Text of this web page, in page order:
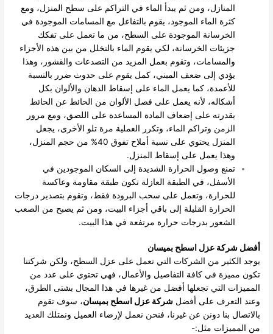
المنازل، ومن ثم يبدأ الماء في التراكم على سطح المنزل، ومع
كثرة الماء الموجود، يقوم بالتفاعل مع المسامات الموجودة في
الخرسانة الموجودة على السطح، من ما تعمل على تفكك
جزيئات الخرسانة، لكي يقوم الماء بالتخلل من بين هذه الأجزاء
والمسامات، وتقوم بعمل المزيد من التصدعات والقشور، وهذا
يؤدي إلى ضعف المبني، كمل يقوم على حدوث ضرر بالنسبة
للأعمدة، كما يعمل الماء على إسقاط الدهان والألوان بكل
أشكاله، لأنه يعمل على فصل الألوان من الحائط عن الحائط
بقدرته على إضعاف المادة المساعدة على اللصق، ومع مرور
الزمن وتراكم الماء، وتكرر العملية مرة تلو الأخرى، يجعل
المنزل يحتوي على نسبة أملاح تفوق 40% من حجم المنزل،
وهذا يعمل على إسقاط المنزل.
تمنع وصول الحرارة الشديدة إلى السكان الموجودين في
الأسفل، في الطبقة العازلة تكون طبقة مقاومة وعاكسة
للحرارة، وتعمل على سحب البرودة فقط، وتقوم بتصدير درجات
الحرارة القليلة إلى باقي أجزاء البيت، ومن ثم يصبح من الصعب
الشعور بدرجات حرارة مرتفعة في هذا البيت.
أفضل شركة عزل اسطح بميسان
يوجد الكثير من الشركات التي تعمل على عزل السطح، ولكن شركتنا
تكون مميزة في كافة التفاصيل والأعمال، فهي تحتوي على عدد من
المميزات التي تجعلها أفضل من غيرها في هذا المجال بشتى الطرق،
وعند التعرف على أفضلشركة عزل اسطح بميسان، سوف تقوم
بالاتصال بنا دونن عن غيرنا، فنحن نعمل لإرضاء العميل ونمتلك العديد
من المميزات مثل:-